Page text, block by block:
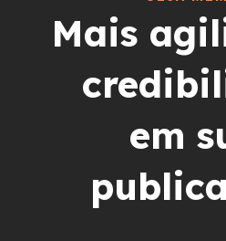
Mais
em